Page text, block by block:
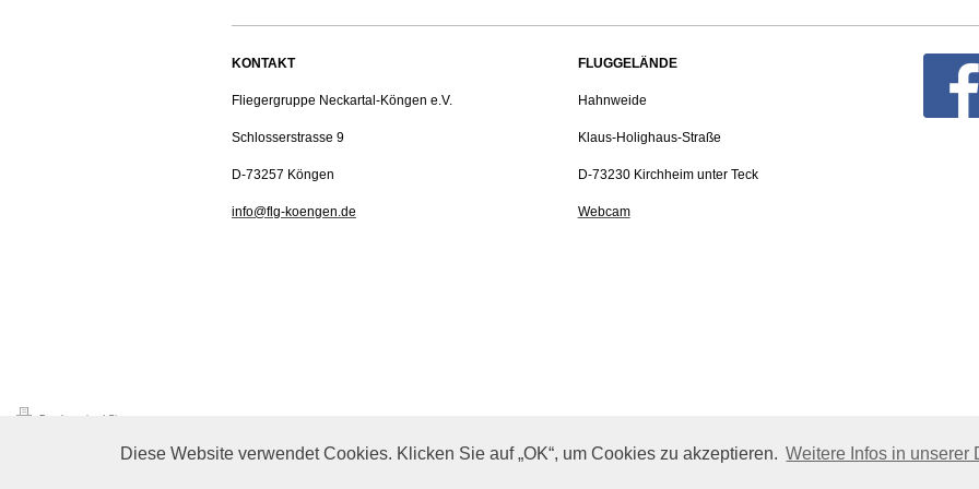
Diese Website verwendet Cookies. Klicken Sie auf „OK“, um Cookies zu akzeptieren. Weitere Infos in unserer
KONTAKT
Fliegergruppe Neckartal-Köngen e.V.
Schlosserstrasse 9
D-73257 Köngen
info@flg-koengen.de
FLUGGELÄNDE
Hahnweide
Klaus-Holighaus-Straße
D-73230 Kirchheim unter Teck
Webcam
Druckversion | Sitemap